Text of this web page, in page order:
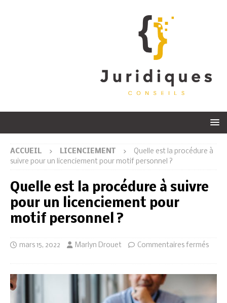
ACCUEIL LICENCIEMENT
Quelle est la procédure à
suivre pour un licenciement pour motif personnel ?
Quelle est la procédure à suivre
pour un licenciement pour
motif personnel ?
mars 15, 2022 Marlyn Drouet Commentaires fermés